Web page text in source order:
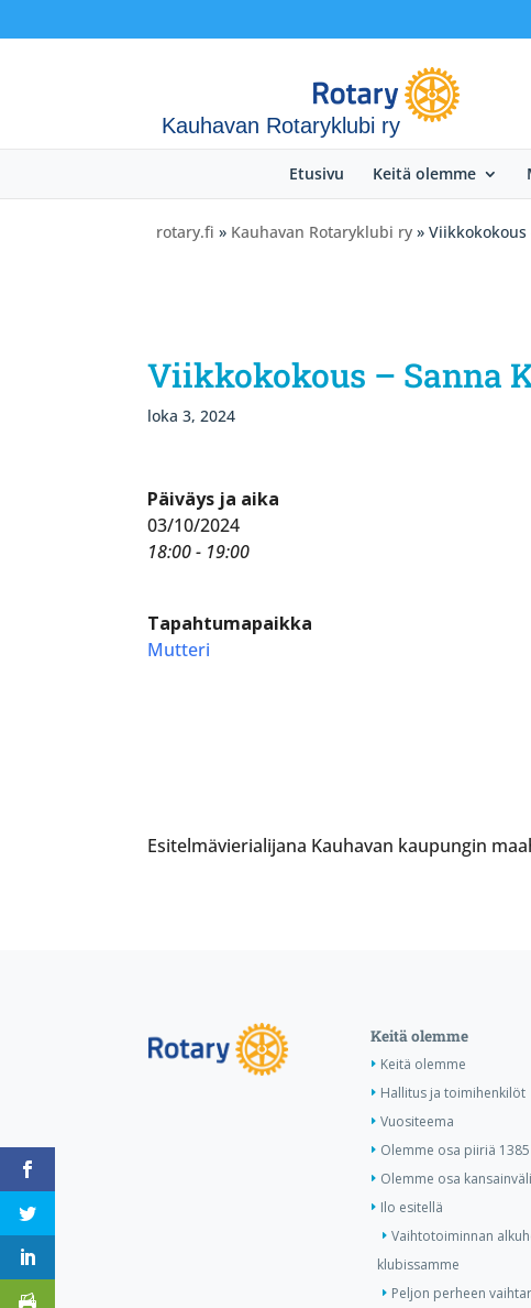
Kauhavan Rotaryklubi ry
Etusivu Keitä olemme
rotary.fi » Kauhavan Rotaryklubi ry »
Viikkokokous – Sanna
loka 3, 2024
Päiväys ja aika
03/10/2024
18:00 - 19:00
Tapahtumapaikka
Mutteri
Esitelmävierialijana Kauhavan kaupungin
Keitä olemme
Keitä olemme
Hallitus ja toimihenkilöt
Vuositeema
Olemme osa piiriä 1385
Olemme osa
Ilo esitellä
Vaihtotoiminnan
klubissamme
Peljon perheen